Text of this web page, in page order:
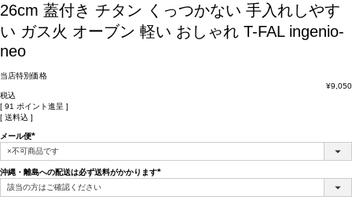
26cm 蓋付き チタン くっつかない 手入れしやす
い ガス火 オーブン 軽い おしゃれ T-FAL ingenio-
neo
当店特別価格
¥9,050
税込
[ 91 ポイント進呈 ]
送料込
メール便
(必
須)
沖縄・離島への配送は必ず送料がかかります
須)